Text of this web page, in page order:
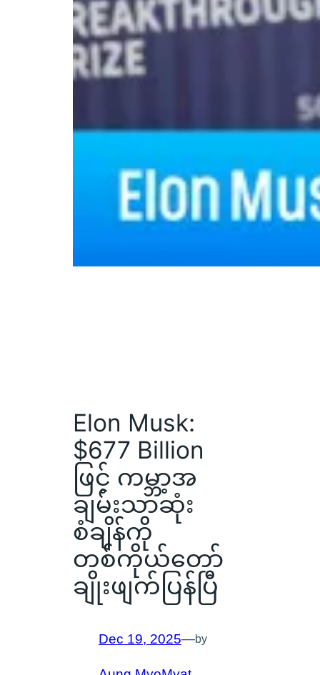
Elon Musk:
$677 Billion
ဖြင့် ကမ္ဘာ့အ
ချမ်းသာဆုံး
စံချိန်ကို
တစ်ကိုယ်တော်
ချိုးဖျက်ပြန်ပြီ
Dec 19, 2025—by